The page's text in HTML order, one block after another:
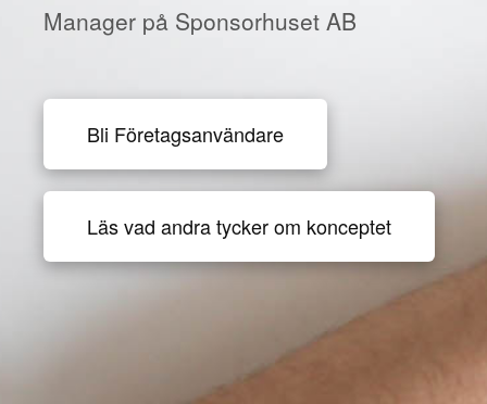
Manager på Sponsorhuset AB
Bli Företagsanvändare
Läs vad andra tycker om konceptet